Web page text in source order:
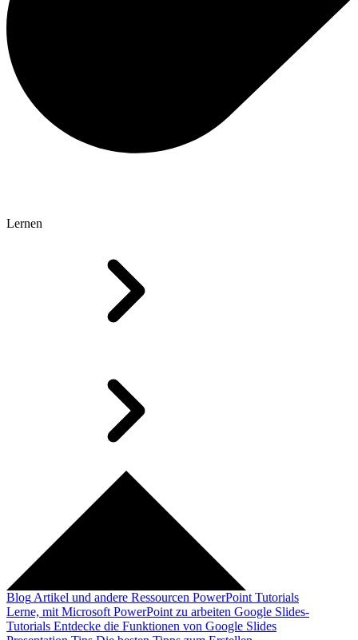
Lernen
Blog Artikel und andere Ressourcen PowerPoint Tutorials
Lerne, mit Microsoft PowerPoint zu arbeiten Google Slides-
Tutorials Entdecke die Funktionen von Google Slides